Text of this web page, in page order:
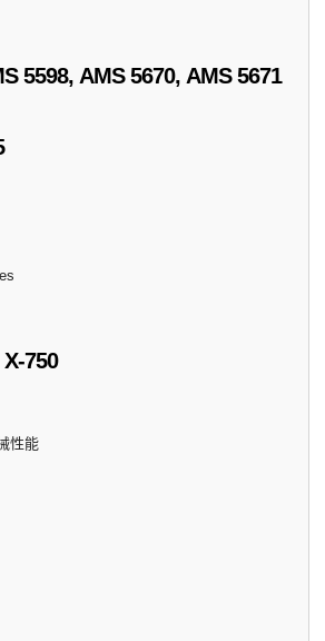
5598, AMS 5670, AMS 5671
750
性能